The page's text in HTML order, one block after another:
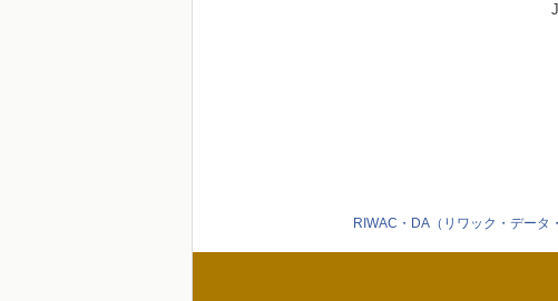
RIWAC・DA（リワック・データ